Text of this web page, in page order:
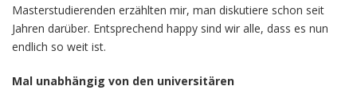
Masterstudierenden erzählten mir, man diskutiere schon seit
Jahren darüber. Entsprechend happy sind wir alle, dass es nun
endlich so weit ist.
Mal unabhängig von den universitären